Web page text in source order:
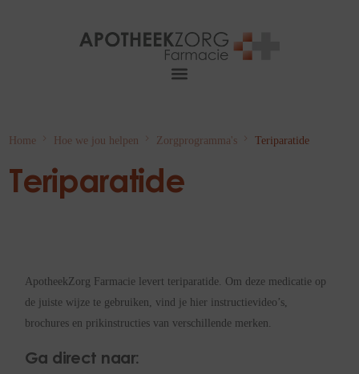
Home Hoe we jou helpen Zorgprogramma's Teriparatide
Teriparatide
ApotheekZorg Farmacie levert teriparatide. Om deze medicatie op
de juiste wijze te gebruiken, vind je hier instructievideo’s,
brochures en prikinstructies van verschillende merken.
Ga direct naar: